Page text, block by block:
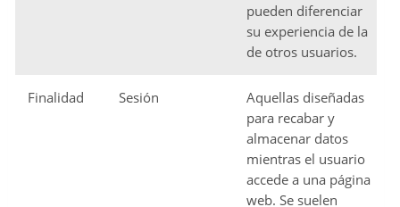
pueden diferenciar
su experiencia de la
de otros usuarios.
Finalidad Sesión
Aquellas diseñadas
para recabar y
almacenar datos
mientras el usuario
accede a una página
web. Se suelen